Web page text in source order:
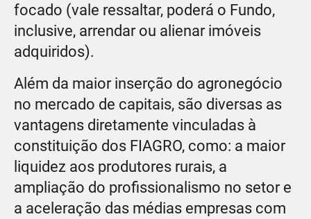
focado (vale ressaltar, poderá o Fundo,
inclusive, arrendar ou alienar imóveis
adquiridos).
Além da maior inserção do agronegócio
no mercado de capitais, são diversas as
vantagens diretamente vinculadas à
constituição dos FIAGRO, como: a maior
liquidez aos produtores rurais, a
ampliação do profissionalismo no setor e
a aceleração das médias empresas com